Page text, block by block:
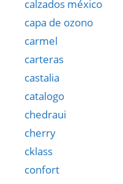
calzados méxico
capa de ozono
carmel
carteras
castalia
catalogo
chedraui
cherry
cklass
confort